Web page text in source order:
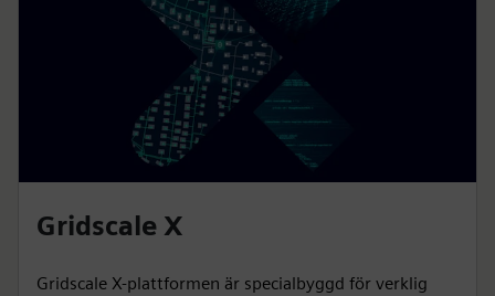
Gridscale X
Gridscale X-plattformen är specialbyggd för verklig